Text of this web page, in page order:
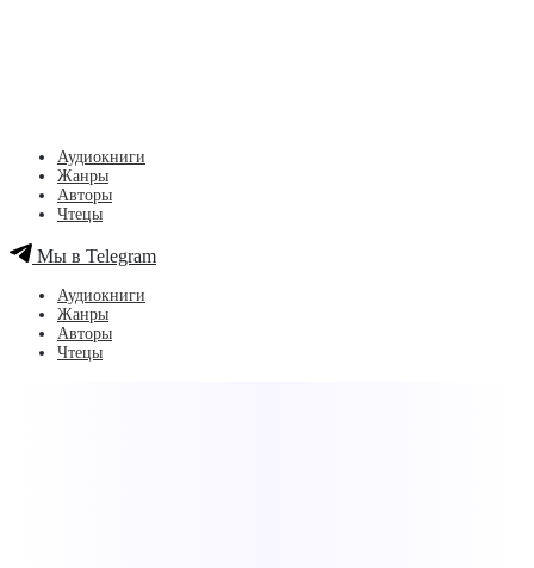
Аудиокниги
Жанры
Авторы
Чтецы
Мы в Telegram
Аудиокниги
Жанры
Авторы
Чтецы